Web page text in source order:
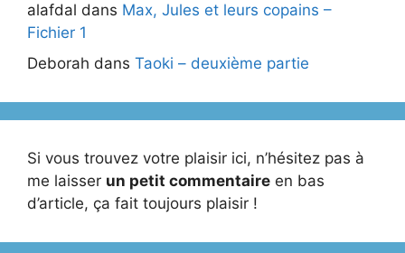
alafdal dans Max, Jules et leurs copains –
Fichier 1
Deborah dans Taoki – deuxième partie
Si vous trouvez votre plaisir ici, n’hésitez pas à
me laisser un petit commentaire en bas
d’article, ça fait toujours plaisir !